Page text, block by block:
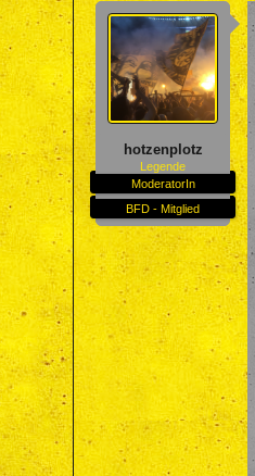
hotzenplotz
Legende
ModeratorIn
BFD - Mitglied